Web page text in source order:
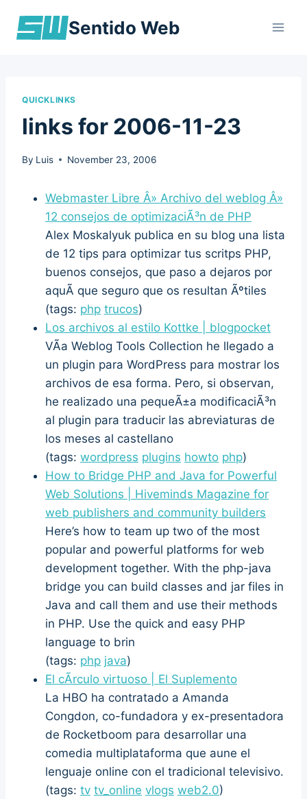
Sentido Web
QUICKLINKS
links for 2006-11-23
By Luis November 23, 2006
Webmaster Libre Â» Archivo del weblog Â»
12 consejos de optimizaciÃ³n de PHP
Alex Moskalyuk publica en su blog una lista
de 12 tips para optimizar tus scritps PHP,
buenos consejos, que paso a dejaros por
aquÃ­ que seguro que os resultan Ãºtiles
(tags: php trucos)
Los archivos al estilo Kottke | blogpocket
VÃ­a Weblog Tools Collection he llegado a
un plugin para WordPress para mostrar los
archivos de esa forma. Pero, si observan,
he realizado una pequeÃ±a modificaciÃ³n
al plugin para traducir las abreviaturas de
los meses al castellano
(tags: wordpress plugins howto php)
How to Bridge PHP and Java for Powerful
Web Solutions | Hiveminds Magazine for
web publishers and community builders
Here’s how to team up two of the most
popular and powerful platforms for web
development together. With the php-java
bridge you can build classes and jar files in
Java and call them and use their methods
in PHP. Use the quick and easy PHP
language to brin
(tags: php java)
El cÃ­rculo virtuoso | El Suplemento
La HBO ha contratado a Amanda
Congdon, co-fundadora y ex-presentadora
de Rocketboom para desarrollar una
comedia multiplataforma que aune el
lenguaje online con el tradicional televisivo.
(tags: tv tv_online vlogs web2.0)